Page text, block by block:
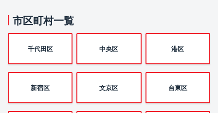
市区町村一覧
千代田区 中央区 港区
新宿区 文京区 台東区